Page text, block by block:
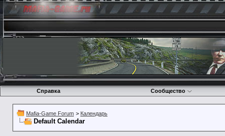
Справка Сообщество
Mafia-Game Forum > Календарь
Default Calendar